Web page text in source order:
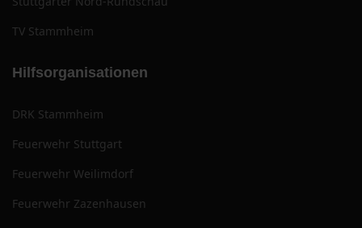
TV Stammheim
Hilfsorganisationen
DRK Stammheim
Feuerwehr Stuttgart
Feuerwehr Weilimdorf
Feuerwehr Zazenhausen